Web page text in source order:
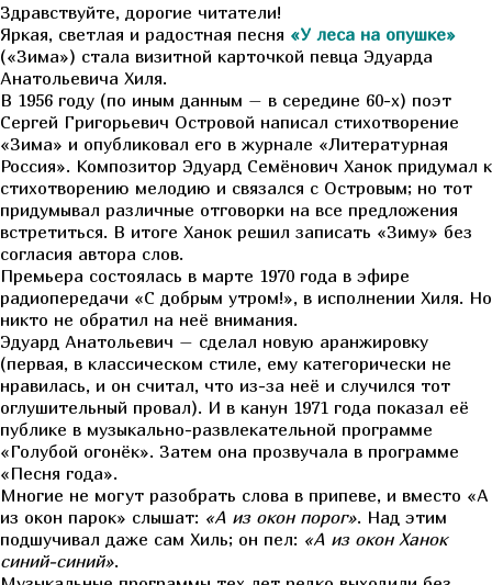
Здравствуйте, дорогие читатели!
Яркая, светлая и радостная песня «У леса на опушке»
(«Зима») стала визитной карточкой певца Эдуарда
Анатольевича Хиля.
В 1956 году (по иным данным – в середине 60-х) поэт
Сергей Григорьевич Островой написал стихотворение
«Зима» и опубликовал его в журнале «Литературная
Россия». Композитор Эдуард Семёнович Ханок придумал к
стихотворению мелодию и связался с Островым; но тот
придумывал различные отговорки на все предложения
встретиться. В итоге Ханок решил записать «Зиму» без
согласия автора слов.
Премьера состоялась в марте 1970 года в эфире
радиопередачи «С добрым утром!», в исполнении Хиля. Но
никто не обратил на неё внимания.
Эдуард Анатольевич – сделал новую аранжировку
(первая, в классическом стиле, ему категорически не
нравилась, и он считал, что из-за неё и случился тот
оглушительный провал). И в канун 1971 года показал её
публике в музыкально-развлекательной программе
«Голубой огонёк». Затем она прозвучала в программе
«Песня года».
Многие не могут разобрать слова в припеве, и вместо «А
из окон парок» слышат: «А из окон порог». Над этим
подшучивал даже сам Хиль; он пел: «А из окон Ханок
синий-синий».